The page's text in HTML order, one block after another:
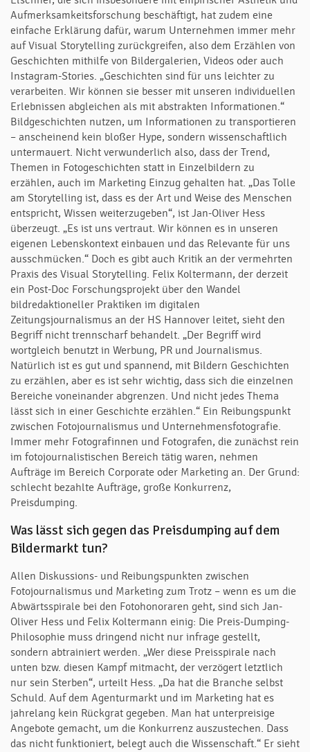
Aufmerksamkeitsforschung beschäftigt, hat zudem eine
einfache Erklärung dafür, warum Unternehmen immer mehr
auf Visual Storytelling zurückgreifen, also dem Erzählen von
Geschichten mithilfe von Bildergalerien, Videos oder auch
Instagram-Stories. „Geschichten sind für uns leichter zu
verarbeiten. Wir können sie besser mit unseren individuellen
Erlebnissen abgleichen als mit abstrakten Informationen.“
Bildgeschichten nutzen, um Informationen zu transportieren
– anscheinend kein bloßer Hype, sondern wissenschaftlich
untermauert. Nicht verwunderlich also, dass der Trend,
Themen in Fotogeschichten statt in Einzelbildern zu
erzählen, auch im Marketing Einzug gehalten hat. „Das Tolle
am Storytelling ist, dass es der Art und Weise des Menschen
entspricht, Wissen weiterzugeben“, ist Jan-Oliver Hess
überzeugt. „Es ist uns vertraut. Wir können es in unseren
eigenen Lebenskontext einbauen und das Relevante für uns
ausschmücken.“ Doch es gibt auch Kritik an der vermehrten
Praxis des Visual Storytelling. Felix Koltermann, der derzeit
ein Post-Doc Forschungsprojekt über den Wandel
bildredaktioneller Praktiken im digitalen
Zeitungsjournalismus an der HS Hannover leitet, sieht den
Begriff nicht trennscharf behandelt. „Der Begriff wird
wortgleich benutzt in Werbung, PR und Journalismus.
Natürlich ist es gut und spannend, mit Bildern Geschichten
zu erzählen, aber es ist sehr wichtig, dass sich die einzelnen
Bereiche voneinander abgrenzen. Und nicht jedes Thema
lässt sich in einer Geschichte erzählen.“ Ein Reibungspunkt
zwischen Fotojournalismus und Unternehmensfotografie.
Immer mehr Fotografinnen und Fotografen, die zunächst rein
im fotojournalistischen Bereich tätig waren, nehmen
Aufträge im Bereich Corporate oder Marketing an. Der Grund:
schlecht bezahlte Aufträge, große Konkurrenz,
Preisdumping.
Was lässt sich gegen das Preisdumping auf dem
Bildermarkt tun?
Allen Diskussions- und Reibungspunkten zwischen
Fotojournalismus und Marketing zum Trotz – wenn es um die
Abwärtsspirale bei den Fotohonoraren geht, sind sich Jan-
Oliver Hess und Felix Koltermann einig: Die Preis-Dumping-
Philosophie muss dringend nicht nur infrage gestellt,
sondern abtrainiert werden. „Wer diese Preisspirale nach
unten bzw. diesen Kampf mitmacht, der verzögert letztlich
nur sein Sterben“, urteilt Hess. „Da hat die Branche selbst
Schuld. Auf dem Agenturmarkt und im Marketing hat es
jahrelang kein Rückgrat gegeben. Man hat unterpreisige
Angebote gemacht, um die Konkurrenz auszustechen. Dass
das nicht funktioniert, belegt auch die Wissenschaft.“ Er sieht